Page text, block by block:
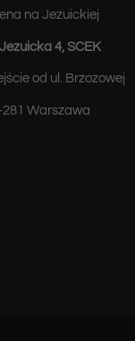
na Jezuickiej
4, SCEK
od ul. Brzozowej
281 Warszawa